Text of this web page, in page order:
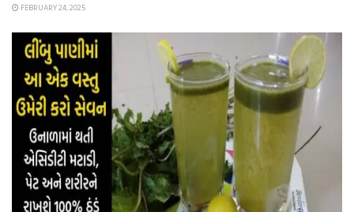
FEBRUARY 24, 2025